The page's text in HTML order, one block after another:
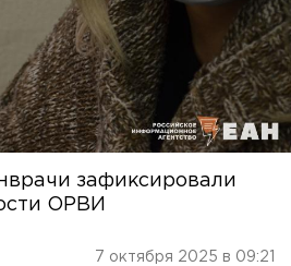
зафиксировали
ОРВИ
7 октября 2025 в 09:21